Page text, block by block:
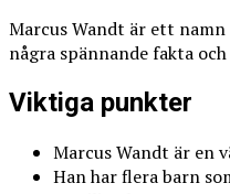
Marcus Wandt är ett
några spännande fakta
Viktiga punkter
Marcus Wandt är en
Han har flera barn